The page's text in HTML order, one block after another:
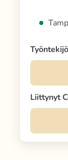
Liittynyt